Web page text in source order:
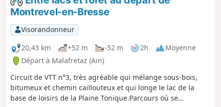
Montrevel-en-Bresse
Visorandonneur
20,43 km
+52 m -52 m 2h
Moyenne
Départ à Malafretaz (Ain)
Circuit de VTT n°3, très agréable qui mélange sous-bois,
bitumeux et chemin caillouteux et qui longe le lac de la
base de loisirs de la Plaine Tonique.Parcours où se